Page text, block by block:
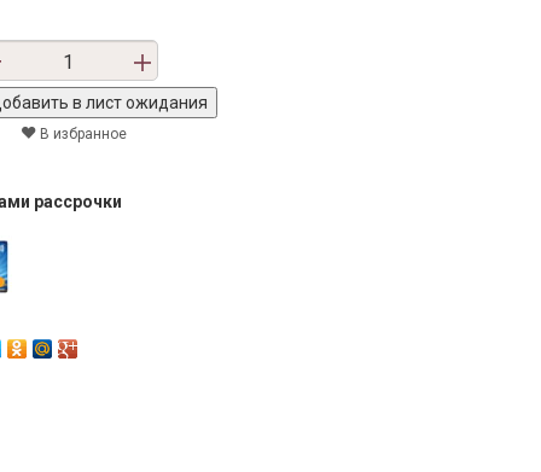
В избранное
рассрочки